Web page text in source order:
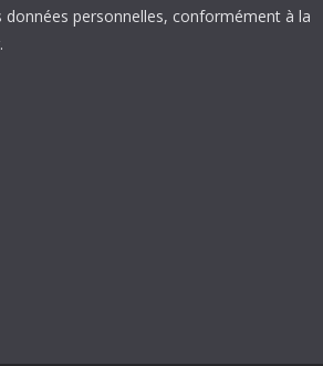
personnelles, conformément à la